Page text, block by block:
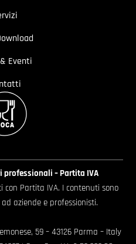
Eventi
– Partita IVA
Partita IVA. I contenuti sono
aziende e professionisti.
59 – 43126 Parma – Italy